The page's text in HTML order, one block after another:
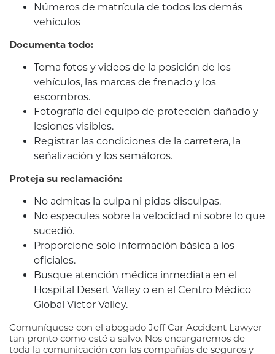
Números de matrícula de todos los demás
vehículos
Documenta todo:
Toma fotos y videos de la posición de los
vehículos, las marcas de frenado y los
escombros.
Fotografía del equipo de protección dañado y
lesiones visibles.
Registrar las condiciones de la carretera, la
señalización y los semáforos.
Proteja su reclamación:
No admitas la culpa ni pidas disculpas.
No especules sobre la velocidad ni sobre lo que
sucedió.
Proporcione solo información básica a los
oficiales.
Busque atención médica inmediata en el
Hospital Desert Valley o en el Centro Médico
Global Victor Valley.
Comuníquese con el abogado Jeff Car Accident Lawyer
tan pronto como esté a salvo. Nos encargaremos de
toda la comunicación con las compañías de seguros y